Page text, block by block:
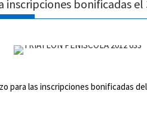
bonificadas el
para las inscripciones bonificadas